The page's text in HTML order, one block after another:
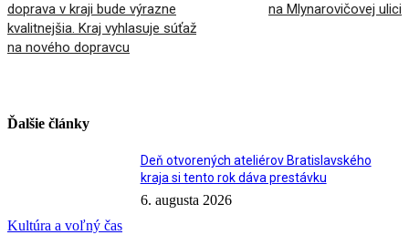
doprava v kraji bude výrazne
kvalitnejšia. Kraj vyhlasuje súťaž
na nového dopravcu
na Mlynarovičovej ulici
Ďalšie články
Kultúra a voľný čas
Deň otvorených ateliérov Bratislavského
kraja si tento rok dáva prestávku
6. augusta 2026